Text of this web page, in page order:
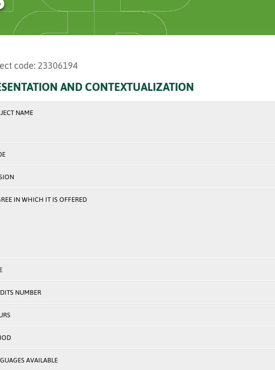
code: 23306194
AND CONTEXTUALIZATION
NAME
IN WHICH IT IS OFFERED
NUMBER
AVAILABLE